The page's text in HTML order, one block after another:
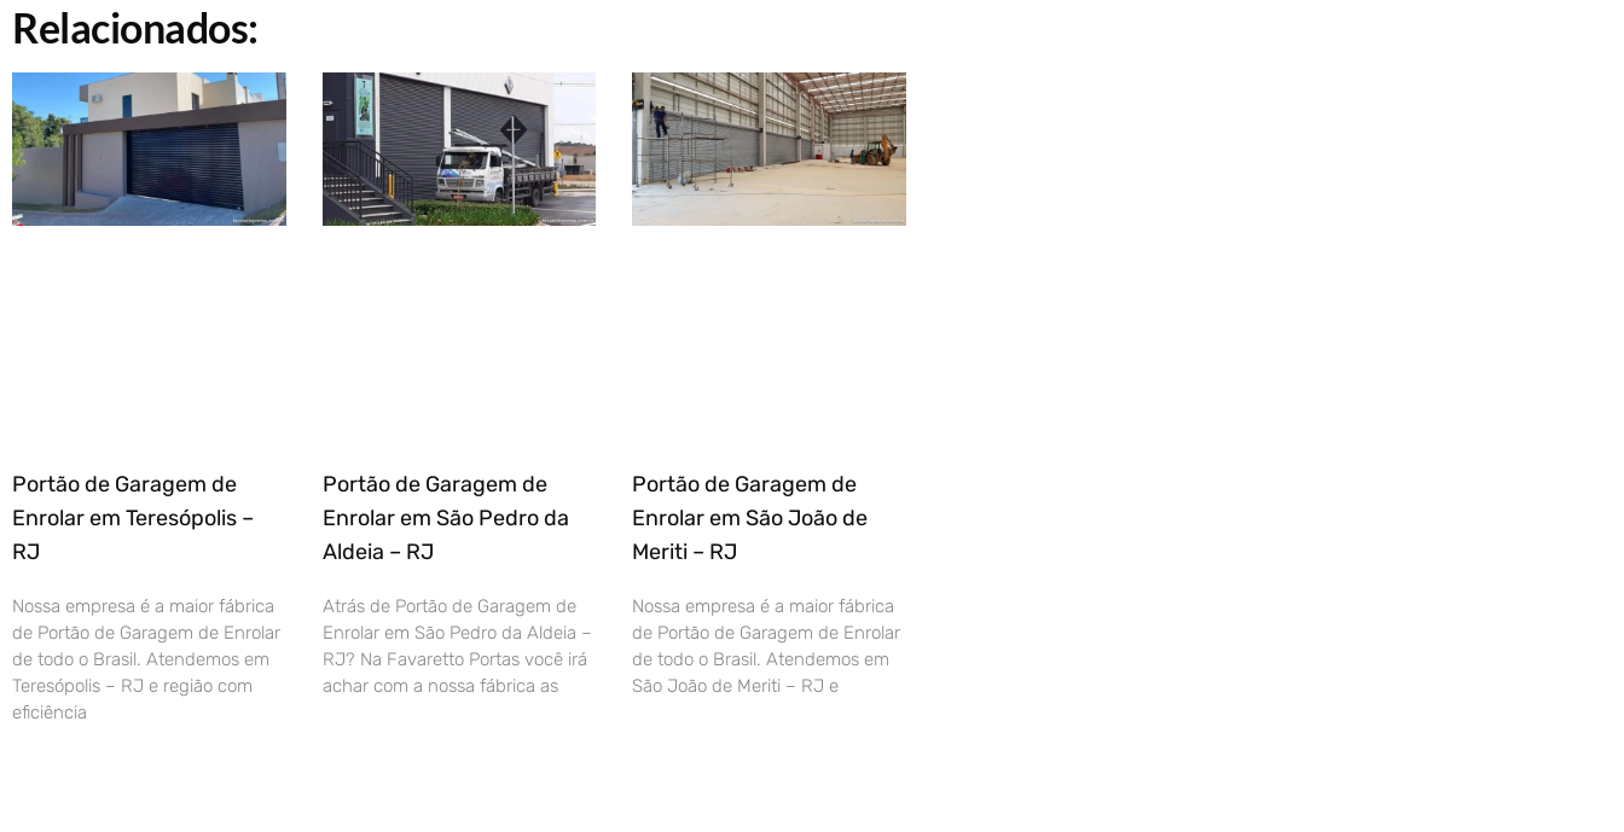
Relacionados:
Portão de Garagem de
Enrolar em Teresópolis –
RJ
Nossa empresa é a maior fábrica
de Portão de Garagem de Enrolar
de todo o Brasil. Atendemos em
Teresópolis – RJ e região com
eficiência
Portão de Garagem de
Enrolar em São Pedro da
Aldeia – RJ
Atrás de Portão de Garagem de
Enrolar em São Pedro da Aldeia –
RJ? Na Favaretto Portas você irá
achar com a nossa fábrica as
Portão de Garagem de
Enrolar em São João de
Meriti – RJ
Nossa empresa é a maior fábrica
de Portão de Garagem de Enrolar
de todo o Brasil. Atendemos em
São João de Meriti – RJ e